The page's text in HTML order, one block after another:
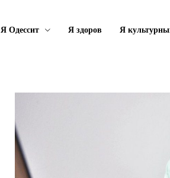
Я Одессит Я здоров Я